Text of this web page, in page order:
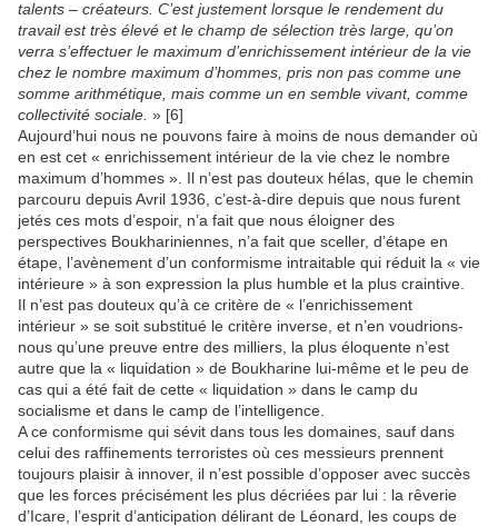
talents – créateurs. C’est justement lorsque le rendement du
travail est très élevé et le champ de sélection très large, qu’on
verra s’effectuer le maximum d’enrichissement intérieur de la vie
chez le nombre maximum d’hommes, pris non pas comme une
somme arithmétique, mais comme un en semble vivant, comme
collectivité sociale. » [6]
Aujourd’hui nous ne pouvons faire à moins de nous demander où
en est cet « enrichissement intérieur de la vie chez le nombre
maximum d’hommes ». Il n’est pas douteux hélas, que le chemin
parcouru depuis Avril 1936, c’est-à-dire depuis que nous furent
jetés ces mots d’espoir, n’a fait que nous éloigner des
perspectives Boukhariniennes, n’a fait que sceller, d’étape en
étape, l’avènement d’un conformisme intraitable qui réduit la « vie
intérieure » à son expression la plus humble et la plus craintive.
Il n’est pas douteux qu’à ce critère de « l’enrichissement
intérieur » se soit substitué le critère inverse, et n’en voudrions-
nous qu’une preuve entre des milliers, la plus éloquente n’est
autre que la « liquidation » de Boukharine lui-même et le peu de
cas qui a été fait de cette « liquidation » dans le camp du
socialisme et dans le camp de l’intelligence.
A ce conformisme qui sévit dans tous les domaines, sauf dans
celui des raffinements terroristes où ces messieurs prennent
toujours plaisir à innover, il n’est possible d’opposer avec succès
que les forces précisément les plus décriées par lui : la rêverie
d’Icare, l’esprit d’anticipation délirant de Léonard, les coups de